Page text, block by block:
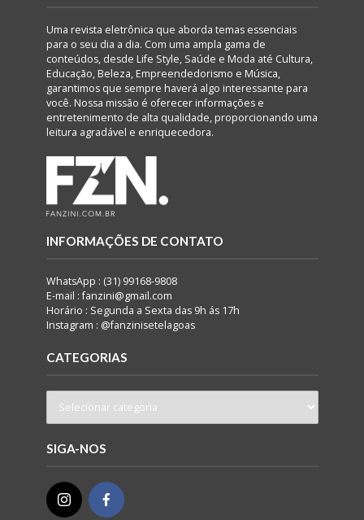
Uma revista eletrônica que aborda temas essenciais
para o seu dia a dia. Com uma ampla gama de
conteúdos, desde Life Style, Saúde e Moda até Cultura,
Educação, Beleza, Empreendedorismo e Música,
garantimos que sempre haverá algo interessante para
você. Nossa missão é oferecer informações e
entretenimento de alta qualidade, proporcionando uma
leitura agradável e enriquecedora.
INFORMAÇÕES DE CONTATO
WhatsApp : (31) 99168-9808
E-mail : fanzini@gmail.com
Horário : Segunda a Sexta das 9h ás 17h
Instagram : @fanzinisetelagoas
CATEGORIAS
SIGA-NOS